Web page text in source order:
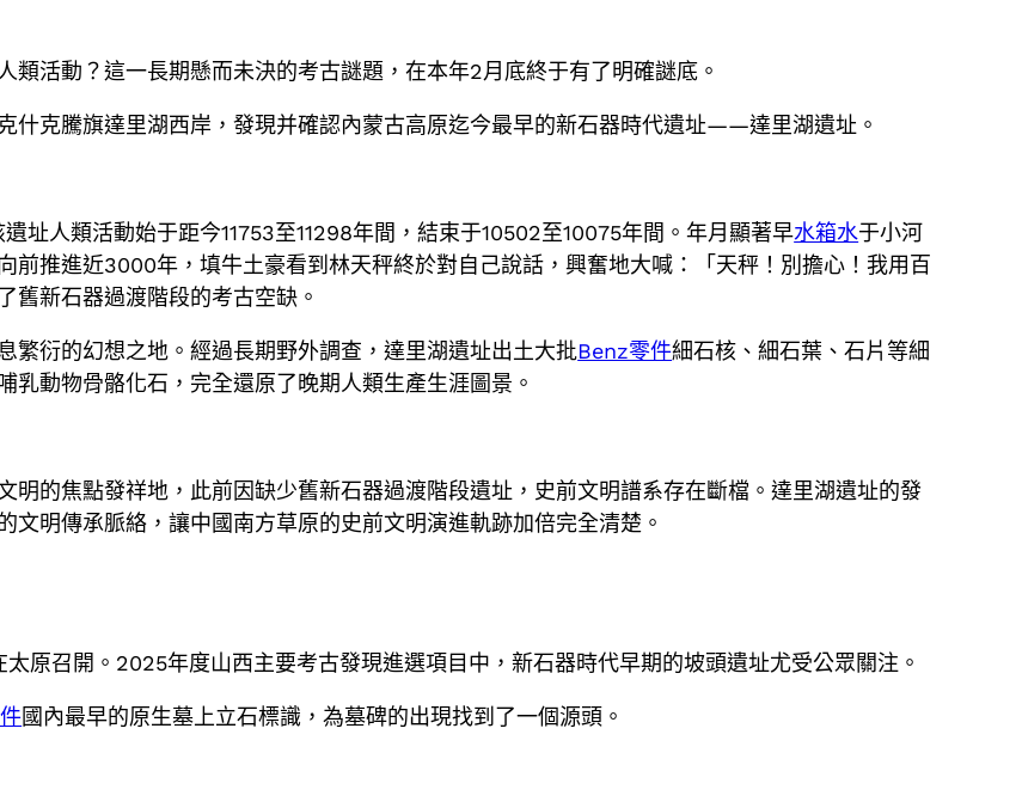
活動？這一長期懸而未決的考古謎題，在本年2月底終于有了明確謎底。
什克騰旗達里湖西岸，發現并確認內蒙古高原迄今最早的新石器時代遺址——達里湖遺址。
址人類活動始于距今11753至11298年間，結束于10502至10075年間。年月顯著早水箱水于小河
前推進近3000年，填牛土豪看到林天秤終於對自己說話，興奮地大喊：「天秤！別擔心！我用百
舊新石器過渡階段的考古空缺。
繁衍的幻想之地。經過長期野外調查，達里湖遺址出土大批Benz零件細石核、細石葉、石片等細
動物骨骼化石，完全還原了晚期人類生產生涯圖景。
明的焦點發祥地，此前因缺少舊新石器過渡階段遺址，史前文明譜系存在斷檔。達里湖遺址的發
文明傳承脈絡，讓中國南方草原的史前文明演進軌跡加倍完全清楚。
原召開。2025年度山西主要考古發現進選項目中，新石器時代早期的坡頭遺址尤受公眾關注。
國內最早的原生墓上立石標識，為墓碑的出現找到了一個源頭。